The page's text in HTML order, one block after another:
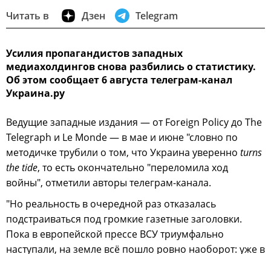
Читать в Дзен Telegram
Усилия пропагандистов западных
медиахолдингов снова разбились о статистику.
Об этом сообщает 6 августа телеграм-канал
Украина.ру
Ведущие западные издания — от Foreign Policy до The
Telegraph и Le Monde — в мае и июне "словно по
методичке трубили о том, что Украина уверенно turns
the tide, то есть окончательно "переломила ход
войны", отметили авторы телеграм-канала.
"Но реальность в очередной раз отказалась
подстраиваться под громкие газетные заголовки.
Пока в европейской прессе ВСУ триумфально
наступали, на земле всё пошло ровно наоборот: уже в